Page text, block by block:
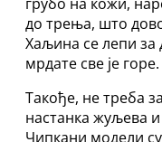
до трења, што
Хаљина се лепи
мрдате све је горе.
Такође, не треба
настанка жуљева
Чипкани модели